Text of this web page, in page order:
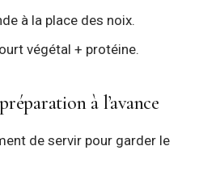
à la place des noix.
végétal + protéine.
à l’avance
de servir pour garder le